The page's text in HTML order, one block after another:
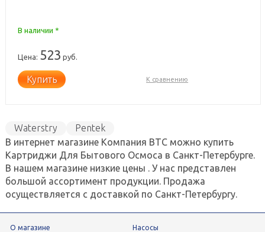
В наличии *
Цена: 523 руб.
Купить К сравнению
Waterstry
Pentek
В интернет магазине Компания ВТС можно купить
Картриджи Для Бытового Осмоса в Санкт-Петербурге.
В нашем магазине низкие цены . У нас представлен
большой ассортимент продукции. Продажа
осуществляется с доставкой по Санкт-Петербургу.
О магазине
Насосы